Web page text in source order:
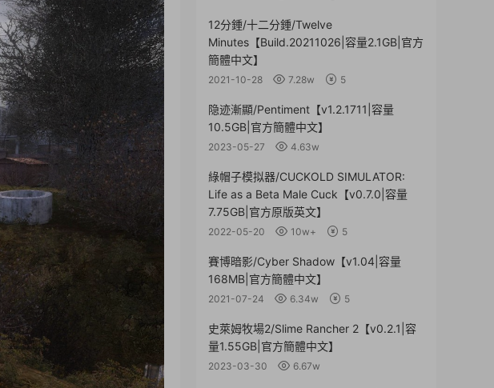
12分鍾/十二分鍾/Twelve
Minutes【Build.20211026|容量2.1GB|官方
簡體中文】
2021-10-28 7.28w 5
隐迹漸顯/Pentiment【v1.2.1711|容量
10.5GB|官方簡體中文】
2023-05-27 4.63w
綠帽子模拟器/CUCKOLD SIMULATOR:
Life as a Beta Male Cuck【v0.7.0|容量
7.75GB|官方原版英文】
2022-05-20 10w+ 5
賽博暗影/Cyber Shadow【v1.04|容量
168MB|官方簡體中文】
2021-07-24 6.34w 5
史萊姆牧場2/Slime Rancher 2【v0.2.1|容
量1.55GB|官方簡體中文】
2023-03-30 6.67w